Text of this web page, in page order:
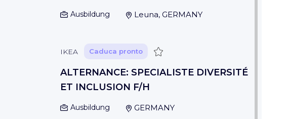
Ausbildung Leuna, GERMANY
IKEA Caduca pronto Guardar
ALTERNANCE: SPECIALISTE DIVERSITÉ
ET INCLUSION F/H
Ausbildung GERMANY